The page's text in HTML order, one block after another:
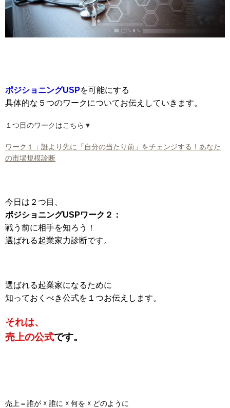
ポジショニングUSPを可能にする
具体的な５つのワークについてお伝えしていきます。
１つ目のワークはこちら▼
ワーク１：誰より先に「自分の当たり前」をチェンジする！あなた
の市場規模診断
今日は２つ目、
ポジショニングUSPワーク２：
戦う前に相手を知ろう！
選ばれる起業家力診断です。
選ばれる起業家になるために
知っておくべき公式を１つお伝えします。
それは、
売上の公式です。
売上＝誰が ☓ 誰に ☓ 何を ☓ どのように